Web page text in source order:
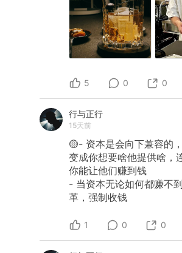
5 0 0
行与正行
15天前
🟡- 资本是会向下兼容的
变成你想要啥他提供啥，
你能让他们赚到钱
- 当资本无论如何都赚不
革，强制收钱
1 0 0